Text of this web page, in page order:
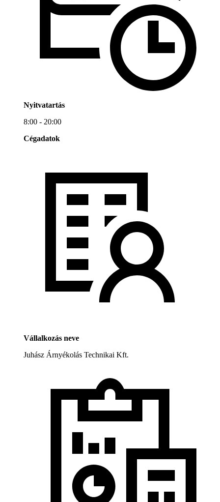
Nyitvatartás
8:00 - 20:00
Cégadatok
Vállalkozás neve
Juhász Árnyékolás Technikai Kft.